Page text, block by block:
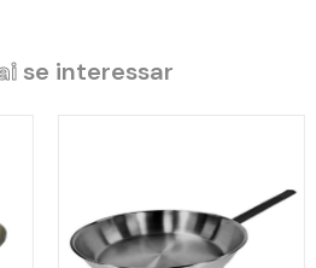
já que tem profundidade para
a elegância
se interessar